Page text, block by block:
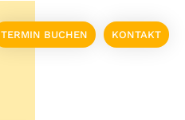
TERMIN BUCHEN KONTAKT